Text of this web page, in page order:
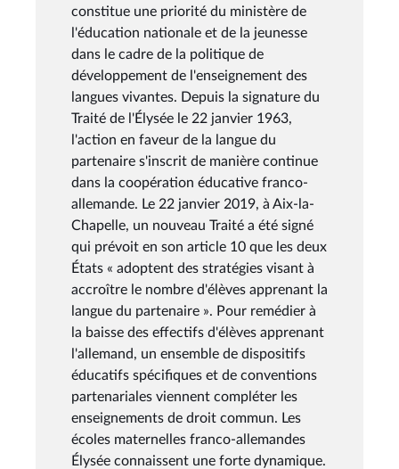
constitue une priorité du ministère de
l'éducation nationale et de la jeunesse
dans le cadre de la politique de
développement de l'enseignement des
langues vivantes. Depuis la signature du
Traité de l'Élysée le 22 janvier 1963,
l'action en faveur de la langue du
partenaire s'inscrit de manière continue
dans la coopération éducative franco-
allemande. Le 22 janvier 2019, à Aix-la-
Chapelle, un nouveau Traité a été signé
qui prévoit en son article 10 que les deux
États « adoptent des stratégies visant à
accroître le nombre d'élèves apprenant la
langue du partenaire ». Pour remédier à
la baisse des effectifs d'élèves apprenant
l'allemand, un ensemble de dispositifs
éducatifs spécifiques et de conventions
partenariales viennent compléter les
enseignements de droit commun. Les
écoles maternelles franco-allemandes
Élysée connaissent une forte dynamique.